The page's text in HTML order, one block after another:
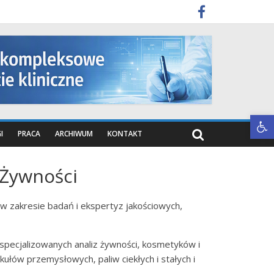
Otwórz pasek narzędzi
PRACA ARCHIWUM KONTAKT
zakresie badań i ekspertyz jakościowych,
analiz żywności, kosmetyków i
przemysłowych, paliw ciekłych i stałych i